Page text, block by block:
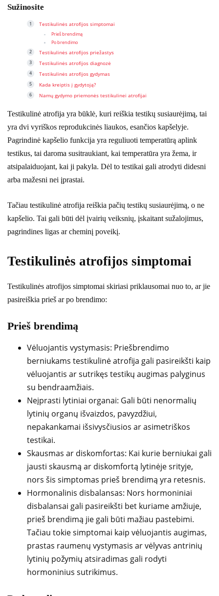
Sužinosite
Testikulinės atrofijos simptomai
Prieš brendimą
Po brendimo
Testikulinės atrofijos priežastys
Testikulinės atrofijos diagnozė
Testikulinės atrofijos gydymas
Kada kreiptis į gydytoją?
Namų gydymo priemonės testikulinei atrofijai
Testikulinė atrofija yra būklė, kuri reiškia testikų susiaurėjimą, tai
yra dvi vyriškos reprodukcinės liaukos, esančios kapšelyje.
Pagrindinė kapšelio funkcija yra reguliuoti temperatūrą aplink
testikus, tai daroma susitraukiant, kai temperatūra yra žema, ir
atsipalaiduojant, kai ji pakyla. Dėl to testikai gali atrodyti didesni
arba mažesni nei įprastai.
Tačiau testikulinė atrofija reiškia pačių testikų susiaurėjimą, o ne
kapšelio. Tai gali būti dėl įvairių veiksnių, įskaitant sužalojimus,
pagrindines ligas ar cheminį poveikį.
Testikulinės atrofijos simptomai
Testikulinės atrofijos simptomai skiriasi priklausomai nuo to, ar jie
pasireiškia prieš ar po brendimo:
Prieš brendimą
Vėluojantis vystymasis: Priešbrendimo
berniukams testikulinė atrofija gali pasireikšti kaip
vėluojantis ar sutrikęs testikų augimas palyginus
su bendraamžiais.
Neįprasti lytiniai organai: Gali būti nenormalių
lytinių organų išvaizdos, pavyzdžiui,
nepakankamai išsivysčiusios ar asimetriškos
testikai.
Skausmas ar diskomfortas: Kai kurie berniukai gali
jausti skausmą ar diskomfortą lytinėje srityje,
nors šis simptomas prieš brendimą yra retesnis.
Hormonalinis disbalansas: Nors hormoniniai
disbalansai gali pasireikšti bet kuriame amžiuje,
prieš brendimą jie gali būti mažiau pastebimi.
Tačiau tokie simptomai kaip vėluojantis augimas,
prastas raumenų vystymasis ar vėlyvas antrinių
lytinių požymių atsiradimas gali rodyti
hormoninius sutrikimus.